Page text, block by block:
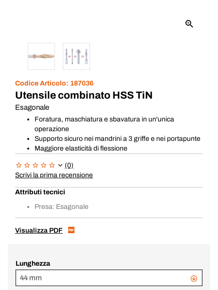
Codice Articolo: 187036
Utensile combinato HSS TiN
Esagonale
Foratura, maschiatura e sbavatura in un'unica
operazione
Supporto sicuro nei mandrini a 3 griffe e nei portapunte
Maggiore elasticità di flessione
(0)
Scrivi la prima recensione
Attributi tecnici
Presa: Esagonale
Visualizza PDF
Lunghezza
44 mm